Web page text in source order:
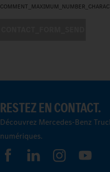
RESTEZ EN CONTACT.
Découvrez Mercedes-Benz
numériques.